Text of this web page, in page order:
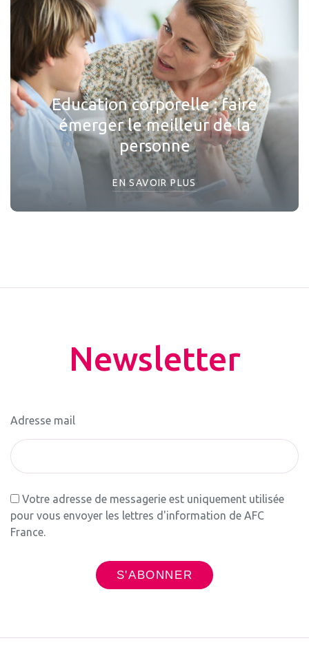
Education corporelle : faire
émerger le meilleur de la
personne
EN SAVOIR PLUS
Newsletter
Adresse mail
Votre adresse de messagerie est uniquement utilisée
pour vous envoyer les lettres d'information de AFC
France.